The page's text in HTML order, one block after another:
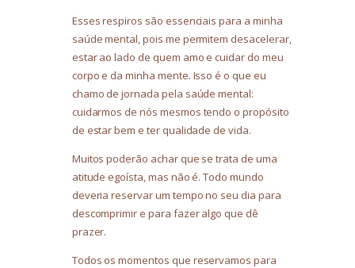
Esses respiros são essenciais para a minha
saúde mental, pois me permitem desacelerar,
estar ao lado de quem amo e cuidar do meu
corpo e da minha mente. Isso é o que eu
chamo de jornada pela saúde mental:
cuidarmos de nós mesmos tendo o propósito
de estar bem e ter qualidade de vida.
Muitos poderão achar que se trata de uma
atitude egoísta, mas não é. Todo mundo
deveria reservar um tempo no seu dia para
descomprimir e para fazer algo que dê
prazer.
Todos os momentos que reservamos para